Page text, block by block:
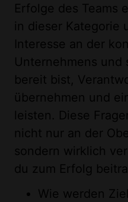
Erfolge des Teams
in dieser Kategorie
Interesse an der
Unternehmens und
bereit bist,
übernehmen und
leisten. Diese
nicht nur an der
sondern wirklich
du zum Erfolg
Wie werden